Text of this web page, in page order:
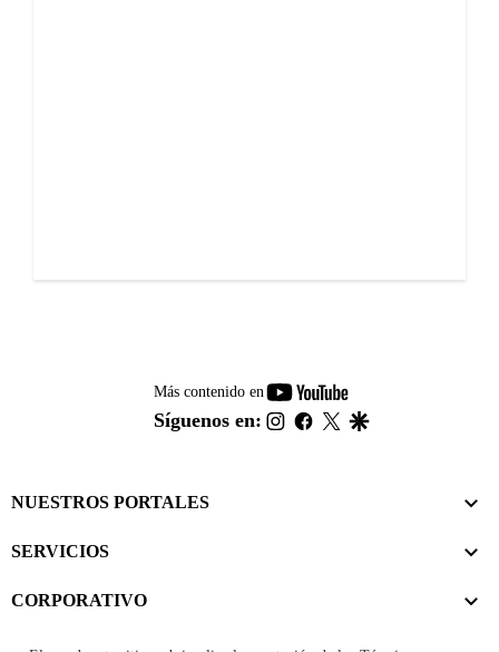
Más contenido en
youtube-
footer
Síguenos en: instagram
facebook
twitter
NUESTROS PORTALES
SERVICIOS
CORPORATIVO